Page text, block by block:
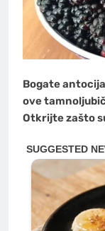
Bogate
ove
Otkrijte zašto